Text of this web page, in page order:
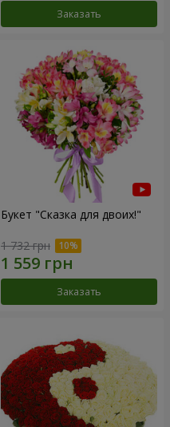
Заказать
Букет "Сказка для двоих!"
1 732 грн
Заказать